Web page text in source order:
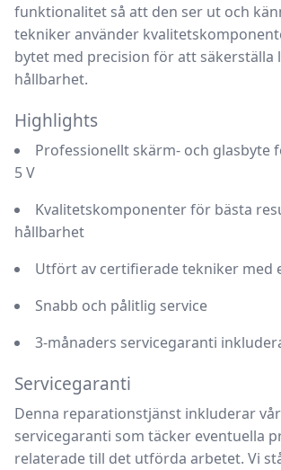
funktionalitet så att den ser ut och
tekniker använder
bytet med precision för att säkerställa
hållbarhet.
Highlights
Professionellt skärm- och glasbyte
5 V
Kvalitetskomponenter för bästa
hållbarhet
Utfört av certifierade tekniker med
Snabb och pålitlig service
3-månaders servicegaranti
Servicegaranti
Denna reparationstjänst inkluderar vår
servicegaranti som täcker eventuella
relaterade till det utförda arbetet. Vi